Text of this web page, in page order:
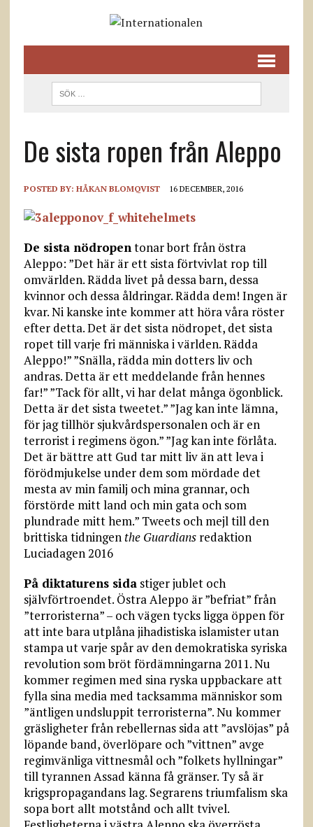
De sista ropen från Aleppo
POSTED BY: HÅKAN BLOMQVIST 16 DECEMBER, 2016
De sista nödropentonar bort från östra
Aleppo: ”Det här är ett sista förtvivlat rop till
omvärlden. Rädda livet på dessa barn, dessa
kvinnor och dessa åldringar. Rädda dem! Ingen är
kvar. Ni kanske inte kommer att höra våra röster
efter detta. Det är det sista nödropet, det sista
ropet till varje fri människa i världen. Rädda
Aleppo!” ”Snälla, rädda min dotters liv och
andras. Detta är ett meddelande från hennes
far!” ”Tack för allt, vi har delat många ögonblick.
Detta är det sista tweetet.” ”Jag kan inte lämna,
för jag tillhör sjukvårdspersonalen och är en
terrorist i regimens ögon.” ”Jag kan inte förlåta.
Det är bättre att Gud tar mitt liv än att leva i
förödmjukelse under dem som mördade det
mesta av min familj och mina grannar, och
förstörde mitt land och min gata och som
plundrade mitt hem.” Tweets och mejl till den
brittiska tidningen the Guardiansredaktion
Luciadagen 2016
På diktaturens sidastiger jublet och
självförtroendet. Östra Aleppo är ”befriat” från
”terroristerna” – och vägen tycks ligga öppen för
att inte bara utplåna jihadistiska islamister utan
stampa ut varje spår av den demokratiska syriska
revolution som bröt fördämningarna 2011. Nu
kommer regimen med sina ryska uppbackare att
fylla sina media med tacksamma människor som
”äntligen undsluppit terroristerna”. Nu kommer
gräsligheter från rebellernas sida att ”avslöjas” på
löpande band, överlöpare och ”vittnen” avge
regimvänliga vittnesmål och ”folkets hyllningar”
till tyrannen Assad känna få gränser. Ty så är
krigspropagandans lag. Segrarens triumfalism ska
sopa bort allt motstånd och allt tvivel.